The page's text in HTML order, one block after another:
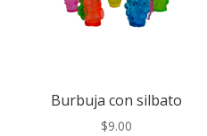
Burbuja con silbato
$9.00